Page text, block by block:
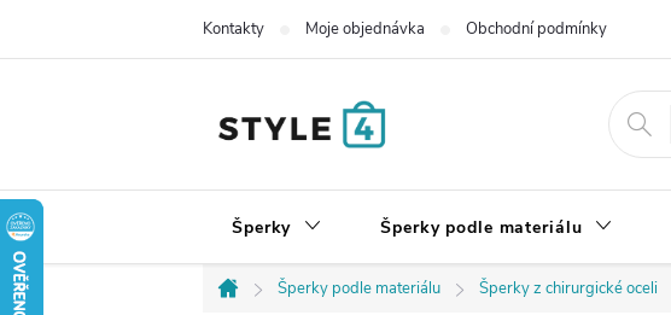
Kontakty Moje objednávka Obchodní podmínky
Šperky Šperky podle materiálu
Domů
Šperky podle materiálu Šperky z chirurgické oceli